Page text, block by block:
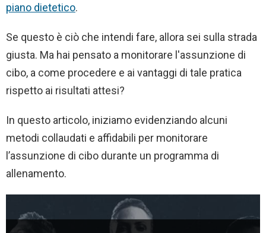
piano dietetico.
Se questo è ciò che intendi fare, allora sei sulla strada
giusta. Ma hai pensato a monitorare l'assunzione di
cibo, a come procedere e ai vantaggi di tale pratica
rispetto ai risultati attesi?
In questo articolo, iniziamo evidenziando alcuni
metodi collaudati e affidabili per monitorare
l’assunzione di cibo durante un programma di
allenamento.